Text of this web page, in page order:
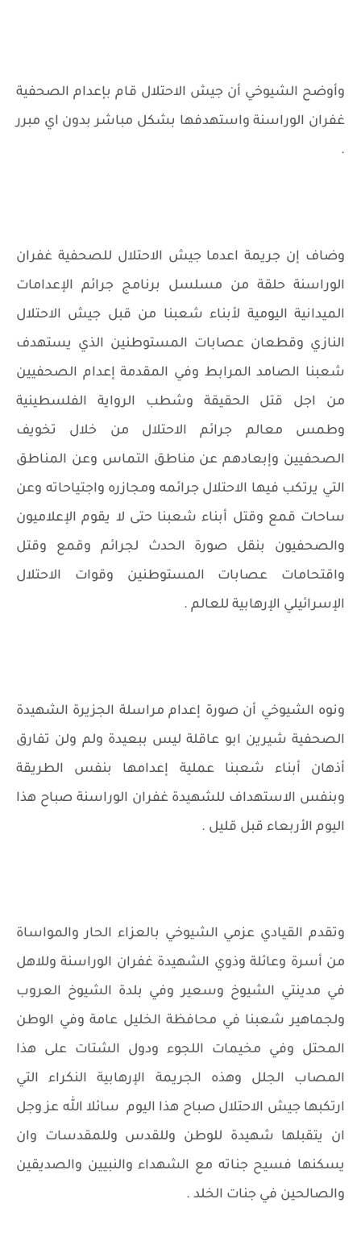
وأوضح الشيوخي أن جيش الاحتلال قام بإعدام الصحفية
غفران الوراسنة واستهدفها بشكل مباشر بدون اي مبرر
.
وضاف إن جريمة اعدما جيش الاحتلال للصحفية غفران
الوراسنة حلقة من مسلسل برنامج جرائم الإعدامات
الميدانية اليومية لأبناء شعبنا من قبل جيش الاحتلال
النازي وقطعان عصابات المستوطنين الذي يستهدف
شعبنا الصامد المرابط وفي المقدمة إعدام الصحفيين
من اجل قتل الحقيقة وشطب الرواية الفلسطينية
وطمس معالم جرائم الاحتلال من خلال تخويف
الصحفيين وإبعادهم عن مناطق التماس وعن المناطق
التي يرتكب فيها الاحتلال جرائمه ومجازره واجتياحاته وعن
ساحات قمع وقتل أبناء شعبنا حتى لا يقوم الإعلاميون
والصحفيون بنقل صورة الحدث لجرائم وقمع وقتل
واقتحامات عصابات المستوطنين وقوات الاحتلال
الإسرائيلي الإرهابية للعالم .
ونوه الشيوخي أن صورة إعدام مراسلة الجزيرة الشهيدة
الصحفية شيرين ابو عاقلة ليس ببعيدة ولم ولن تفارق
أذهان أبناء شعبنا عملية إعدامها بنفس الطريقة
وبنفس الاستهداف للشهيدة غفران الوراسنة صباح هذا
اليوم الأربعاء قبل قليل .
وتقدم القيادي عزمي الشيوخي بالعزاء الحار والمواساة
من أسرة وعائلة وذوي الشهيدة غفران الوراسنة وللاهل
في مدينتي الشيوخ وسعير وفي بلدة الشيوخ العروب
ولجماهير شعبنا في محافظة الخليل عامة وفي الوطن
المحتل وفي مخيمات اللجوء ودول الشتات على هذا
المصاب الجلل وهذه الجريمة الإرهابية النكراء التي
ارتكبها جيش الاحتلال صباح هذا اليوم سائلا الله عز وجل
ان يتقبلها شهيدة للوطن وللقدس وللمقدسات وان
يسكنها فسيح جناته مع الشهداء والنبيين والصديقين
والصالحين في جنات الخلد .